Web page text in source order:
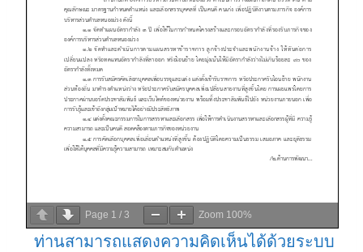
Page 1 / 3 Zoom 100%
ท่านสามารถแสดงความคิดเห็นได้ด้วยระบบ